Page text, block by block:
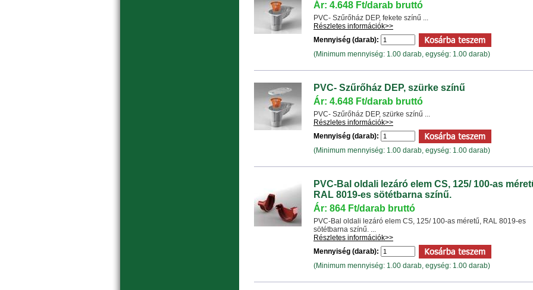
Ár: 4.648 Ft/darab bruttó
PVC- Szűrőház DEP, fekete színű ...
Részletes információk>>
Mennyiség (darab):
(Minimum mennyiség: 1.00 darab, egység: 1.00 darab)
PVC- Szűrőház DEP, szürke színű
Ár: 4.648 Ft/darab bruttó
PVC- Szűrőház DEP, szürke színű ...
Részletes információk>>
Mennyiség (darab):
(Minimum mennyiség: 1.00 darab, egység: 1.00 darab)
PVC-Bal oldali lezáró elem CS, 125/ 100-as
RAL 8019-es sötétbarna színű.
Ár: 864 Ft/darab bruttó
PVC-Bal oldali lezáró elem CS, 125/ 100-as méretű, RAL 8019-es
sötétbarna színű. ...
Részletes információk>>
Mennyiség (darab):
(Minimum mennyiség: 1.00 darab, egység: 1.00 darab)